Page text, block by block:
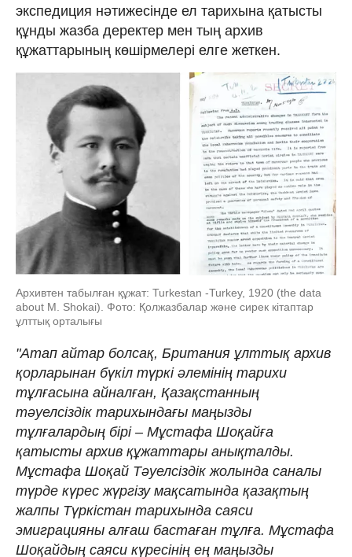
экспедиция нәтижесінде ел тарихына қатысты
құнды жазба деректер мен тың архив
құжаттарының көшірмелері елге жеткен.
Архивтен табылған құжат: Turkestan -Turkey, 1920 (the data
about M. Shokai). Фото: Қолжазбалар және сирек кітаптар
ұлттық орталығы
"Атап айтар болсақ, Британия ұлттық архив
қорларынан бүкіл түркі әлемінің тарихи
тұлғасына айналған, Қазақстанның
тәуелсіздік тарихындағы маңызды
тұлғалардың бірі – Мұстафа Шоқайға
қатысты архив құжаттары анықталды.
Мұстафа Шоқай Тәуелсіздік жолында саналы
түрде күрес жүргізу мақсатында қазақтың
жалпы Түркістан тарихында саяси
эмиграцияны алғаш бастаған тұлға. Мұстафа
Шоқайдың саяси күресінің ең маңызды